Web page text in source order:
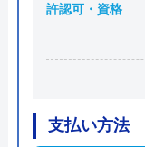
許認可・資格
支払い方法